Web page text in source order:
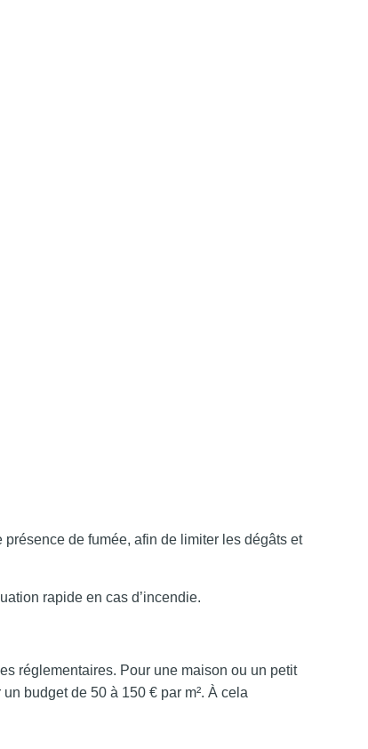
de fumée, afin de limiter les dégâts et
rapide en cas d’incendie.
réglementaires. Pour une maison ou un petit
budget de 50 à 150 € par m². À cela